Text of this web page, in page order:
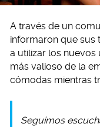
A través de un
informaron que sus
a utilizar los nuevos
más valioso de la
cómodas mientras
Seguimos